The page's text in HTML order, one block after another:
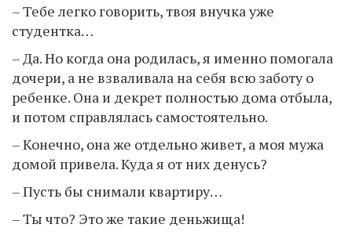
– Тебе легко говорить, твоя внучка уже
студентка…
– Да. Но когда она родилась, я именно помогала
дочери, а не взваливала на себя всю заботу о
ребенке. Она и декрет полностью дома отбыла,
и потом справлялась самостоятельно.
– Конечно, она же отдельно живет, а моя мужа
домой привела. Куда я от них денусь?
– Пусть бы снимали квартиру…
– Ты что? Это же такие деньжища!